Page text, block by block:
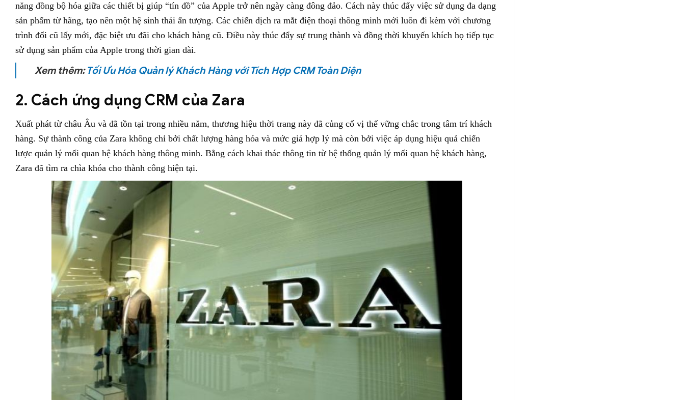
năng đồng bộ hóa giữa các thiết bị giúp “tín đồ” của Apple trở nên ngày càng đông đảo. Cách này thúc đẩy việc sử dụng đa dạng
sản phẩm từ hãng, tạo nên một hệ sinh thái ấn tượng. Các chiến dịch ra mắt điện thoại thông minh mới luôn đi kèm với chương
trình đổi cũ lấy mới, đặc biệt ưu đãi cho khách hàng cũ. Điều này thúc đẩy sự trung thành và đồng thời khuyến khích họ tiếp tục
sử dụng sản phẩm của Apple trong thời gian dài.
Xem thêm:Tối Ưu Hóa Quản lý Khách Hàng với Tích Hợp CRM Toàn Diện
2. Cách ứng dụng CRM của Zara
Xuất phát từ châu Âu và đã tồn tại trong nhiều năm, thương hiệu thời trang này đã củng cố vị thế vững chắc trong tâm trí khách
hàng. Sự thành công của Zara không chỉ bởi chất lượng hàng hóa và mức giá hợp lý mà còn bởi việc áp dụng hiệu quả chiến
lược quản lý mối quan hệ khách hàng thông minh. Bằng cách khai thác thông tin từ hệ thống quản lý mối quan hệ khách hàng,
Zara đã tìm ra chìa khóa cho thành công hiện tại.